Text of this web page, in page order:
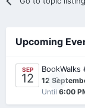
Upcoming
SEP
12 0
BookWalks
12
Until 6:00